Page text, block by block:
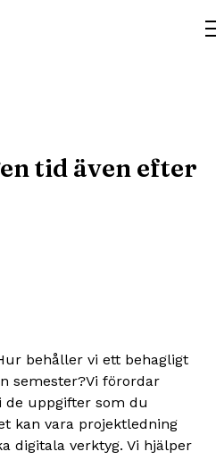
tid även efter
behåller vi ett behagligt
semester?Vi förordar
uppgifter som du
kan vara projektledning
digitala verktyg. Vi hjälper